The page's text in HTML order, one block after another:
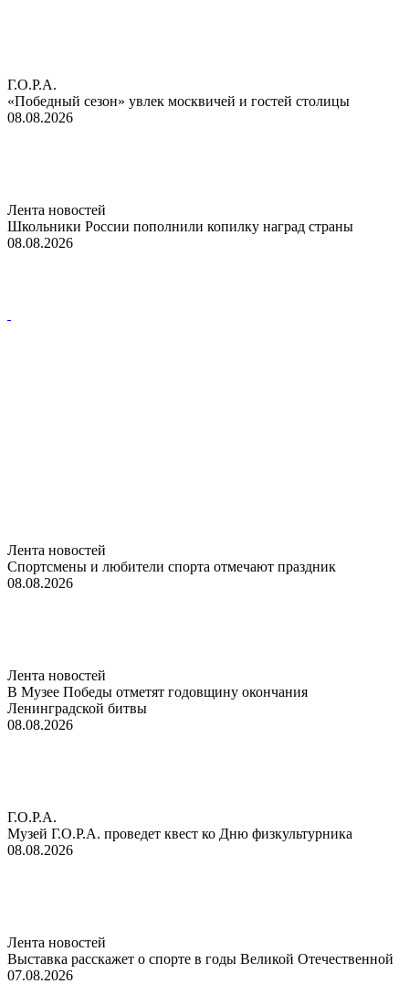
Г.О.Р.А.
«Победный сезон» увлек москвичей и гостей столицы
08.08.2026
Лента новостей
Школьники России пополнили копилку наград страны
08.08.2026
Лента новостей
Спортсмены и любители спорта отмечают праздник
08.08.2026
Лента новостей
В Музее Победы отметят годовщину окончания
Ленинградской битвы
08.08.2026
Г.О.Р.А.
Музей Г.О.Р.А. проведет квест ко Дню физкультурника
08.08.2026
Лента новостей
Выставка расскажет о спорте в годы Великой Отечественной
07.08.2026